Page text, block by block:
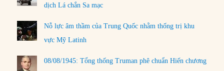
dịch Lá chắn Sa mạc
Nỗ lực âm thầm của Trung Quốc nhằm thống trị khu
vực Mỹ Latinh
08/08/1945: Tổng thống Truman phê chuẩn Hiến chương